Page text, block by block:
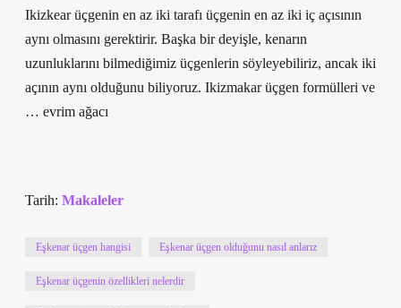
Ikizkear üçgenin en az iki tarafı üçgenin en az iki iç açısının
aynı olmasını gerektirir. Başka bir deyişle, kenarın
uzunluklarını bilmediğimiz üçgenlerin söyleyebiliriz, ancak iki
açının aynı olduğunu biliyoruz. Ikizmakar üçgen formülleri ve
… evrim ağacı
Tarih: Makaleler
Eşkenar üçgen hangisi Eşkenar üçgen olduğunu nasıl anlarız
Eşkenar üçgenin özellikleri nelerdir